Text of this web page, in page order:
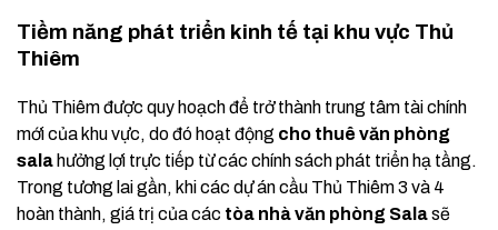
Tiềm năng phát triển kinh tế tại khu vực Thủ
Thiêm
Thủ Thiêm được quy hoạch để trở thành trung tâm tài chính
mới của khu vực, do đó hoạt động cho thuê văn phòng
sala hưởng lợi trực tiếp từ các chính sách phát triển hạ tầng.
Trong tương lai gần, khi các dự án cầu Thủ Thiêm 3 và 4
hoàn thành, giá trị của các tòa nhà văn phòng Salasẽ